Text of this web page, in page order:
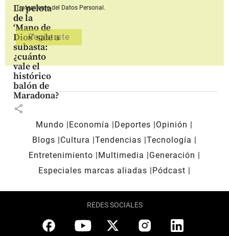
La pelota
de la
‘Mano de
Dios’ sale a
subasta:
¿cuánto
vale el
histórico
balón de
Maradona?
share
Tratamiento del Datos Personal.
Mundo Economía Deportes
Opinión
Blogs
Cultura Tendencias Tecnología
Entretenimiento
Multimedia
Generación
Especiales marcas aliadas
Pódcast
REDES SOCIALES